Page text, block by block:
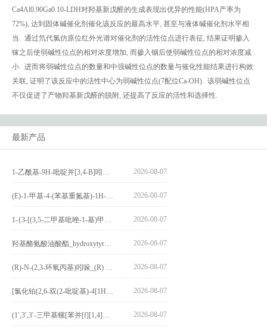
Ca4Al0.90Ga0.10-LDH对羟基新戊醛的生成表现出优异的性能(HPA产率为
72%), 达到固体碱催化剂催化该反应的最高水平, 甚至与液体碱催化剂水平相
当. 通过氘代氯仿原位红外光谱对催化剂的活性位点进行表征, 结果证明掺入
镓之后使弱碱性位点的相对浓度增加, 而掺入铟后使弱碱性位点的相对浓度减
小. 进而将弱碱性位点的数量和中强碱性位点的数量与催化性能结果进行构效
关联, 证明了该反应中的活性中心为弱碱性位点(7配位Ca-OH). 该弱碱性位点
不仅促进了产物羟基新戊醛的脱附, 还提高了反应的活性和选择性.
最新产品
2026-08-07
2026-08-07
2026-08-07
2026-08-07
2026-08-07
2026-08-07
2026-08-07